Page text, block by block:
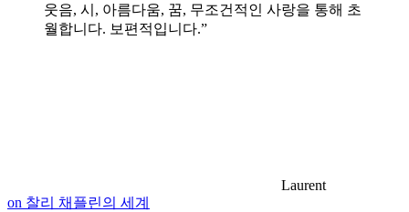
웃음, 시, 아름다움, 꿈, 무조건적인 사랑을 통해 초
월합니다. 보편적입니다.”
Laurent
on 찰리 채플린의 세계